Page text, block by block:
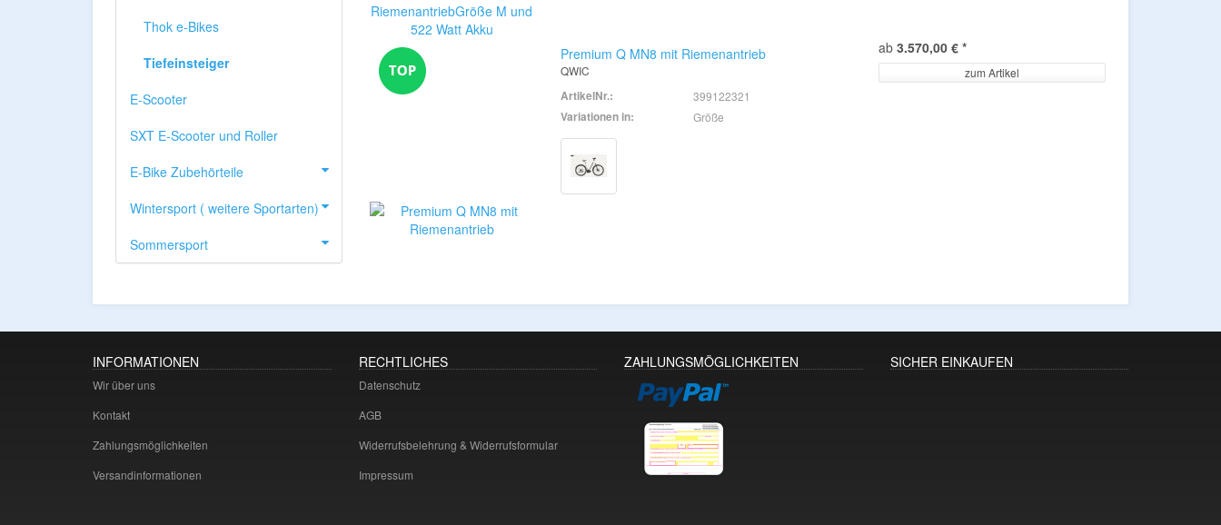
Premium Q MN8 mit Riemenantrieb
QWIC
ArtikelNr.:
399122321
Variationen in:
Größe
ab 3.570,00 € *
zum Artikel
Thok e-Bikes
Tiefeinsteiger
E-Scooter
SXT E-Scooter und Roller
E-Bike Zubehörteile
Wintersport ( weitere Sportarten)
Sommersport
INFORMATIONEN
Wir über uns
Kontakt
Zahlungsmöglichkeiten
Versandinformationen
RECHTLICHES
Datenschutz
AGB
Widerrufsbelehrung & Widerrufsformular
Impressum
ZAHLUNGSMÖGLICHKEITEN SICHER EINKAUFEN